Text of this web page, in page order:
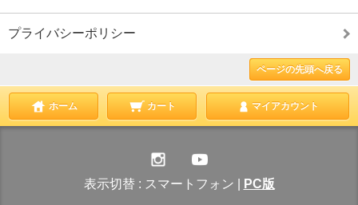
プライバシーポリシー
ページの先頭へ戻る
ホーム カート マイアカウント
表示切替 : スマートフォン PC版